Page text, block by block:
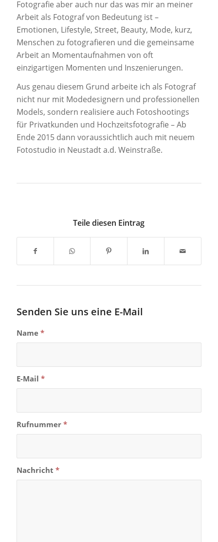
Fotografie aber auch nur das was mir an meiner
Arbeit als Fotograf von Bedeutung ist –
Emotionen, Lifestyle, Street, Beauty, Mode, kurz,
Menschen zu fotografieren und die gemeinsame
Arbeit an Momentaufnahmen von oft
einzigartigen Momenten und Inszenierungen.
Aus genau diesem Grund arbeite ich als Fotograf
nicht nur mit Modedesignern und professionellen
Models, sondern realisiere auch Fotoshootings
für Privatkunden und Hochzeitsfotografie – Ab
Ende 2015 dann voraussichtlich auch mit neuem
Fotostudio in Neustadt a.d. Weinstraße.
Teile diesen Eintrag
Senden Sie uns eine E-Mail
Name *
E-Mail *
Rufnummer *
Nachricht *